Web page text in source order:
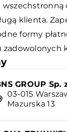
klienta.
formy
zadowolonych
GROUP Sp.
03-015
Mazurska 13